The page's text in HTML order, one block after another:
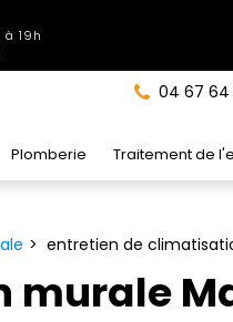
19h
04 67 64
Plomberie Traitement de
entretien de
murale